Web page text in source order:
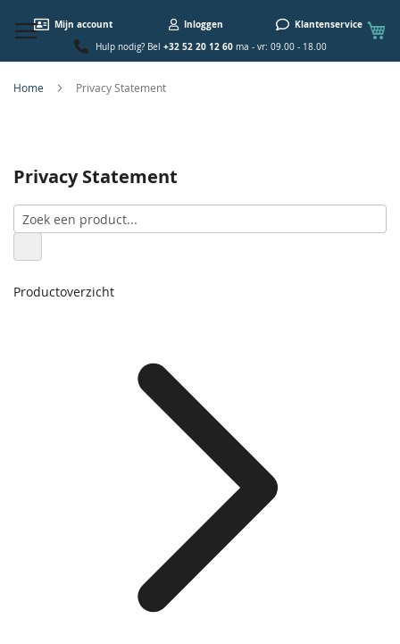
Mijn account Inloggen Klantenservice
Hulp nodig? Bel +32 52 20 12 60ma - vr: 09.00 - 18.00
Home Privacy Statement
Privacy Statement
Productoverzicht